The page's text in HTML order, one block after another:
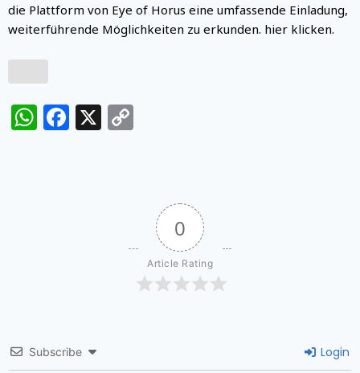
die Plattform von Eye of Horus eine umfassende Einladung,
weiterführende Möglichkeiten zu erkunden. hier klicken.
WhatsApp
Facebook
X
0
Article Rating
Subscribe Login